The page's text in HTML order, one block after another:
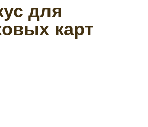
для
карт